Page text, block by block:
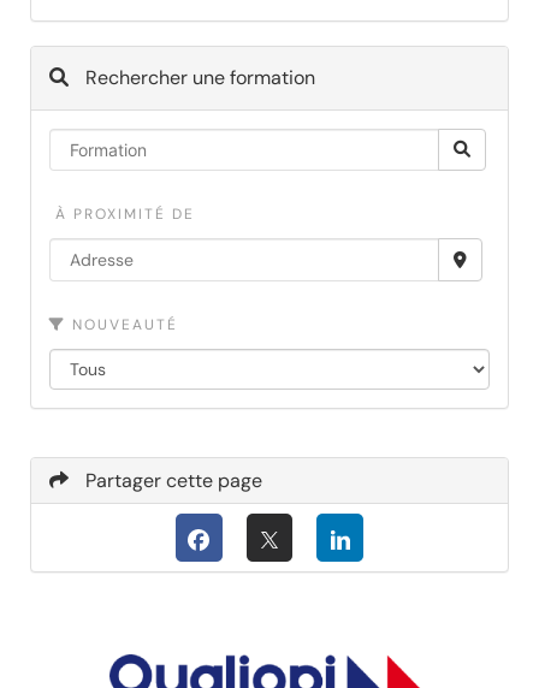
Rechercher une formation
À PROXIMITÉ DE
NOUVEAUTÉ
Partager cette page